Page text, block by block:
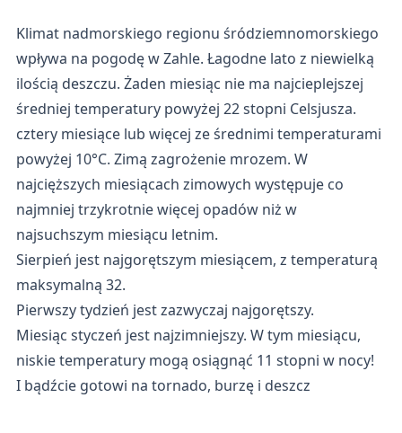
Klimat nadmorskiego regionu śródziemnomorskiego
wpływa na pogodę w Zahle. Łagodne lato z niewielką
ilością deszczu. Żaden miesiąc nie ma najcieplejszej
średniej temperatury powyżej 22 stopni Celsjusza.
cztery miesiące lub więcej ze średnimi temperaturami
powyżej 10°C. Zimą zagrożenie mrozem. W
najcięższych miesiącach zimowych występuje co
najmniej trzykrotnie więcej opadów niż w
najsuchszym miesiącu letnim.
Sierpień jest najgorętszym miesiącem, z temperaturą
maksymalną 32.
Pierwszy tydzień jest zazwyczaj najgorętszy.
Miesiąc styczeń jest najzimniejszy. W tym miesiącu,
niskie temperatury mogą osiągnąć 11 stopni w nocy!
I bądźcie gotowi na tornado, burzę i deszcz